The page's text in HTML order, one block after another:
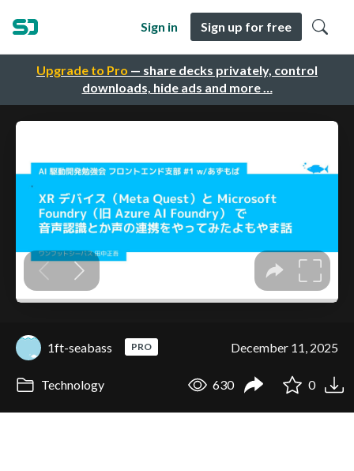
Upgrade to Pro — share decks privately, control
downloads, hide ads and more …
Sign in Sign up for free
1ft-seabass PRO December 11, 2025
Technology 630 0